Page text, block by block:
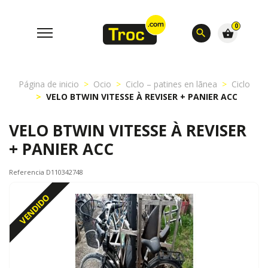
search
0
shopping_basket
Página de inicio Ocio Ciclo – patines en lãnea
Ciclo
VELO BTWIN VITESSE À REVISER + PANIER ACC
VELO BTWIN VITESSE À REVISER
+ PANIER ACC
Referencia D110342748
VENDIDO